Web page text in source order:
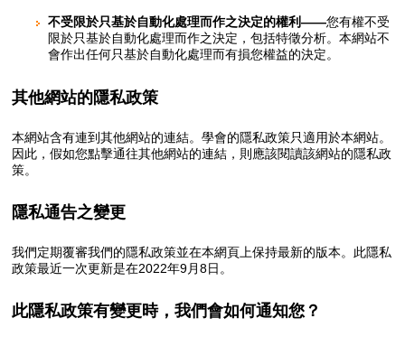
不受限於只基於自動化處理而作之決定的權利——您有權不受
限於只基於自動化處理而作之決定，包括特徵分析。本網站不
會作出任何只基於自動化處理而有損您權益的決定。
其他網站的隱私政策
本網站含有連到其他網站的連結。學會的隱私政策只適用於本網站。
因此，假如您點擊通往其他網站的連結，則應該閱讀該網站的隱私政
策。
隱私通告之變更
我們定期覆審我們的隱私政策並在本網頁上保持最新的版本。此隱私
政策最近一次更新是在2022年9月8日。
此隱私政策有變更時，我們會如何通知您？